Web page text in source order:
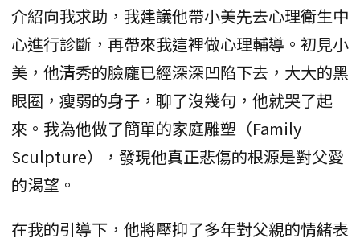
介紹向我求助，我建議他帶小美先去心理衛生中
心進行診斷，再帶來我這裡做心理輔導。初見小
美，他清秀的臉龐已經深深凹陷下去，大大的黑
眼圈，瘦弱的身子，聊了沒幾句，他就哭了起
來。我為他做了簡單的家庭雕塑（Family
Sculpture），發現他真正悲傷的根源是對父愛
的渴望。
在我的引導下，他將壓抑了多年對父親的情緒表